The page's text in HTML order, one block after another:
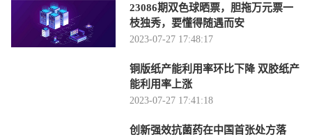
23086期双色球晒票，胆拖万元票一
枝独秀，要懂得随遇而安
2023-07-27 17:48:17
铜版纸产能利用率环比下降 双胶纸产
能利用率上涨
2023-07-27 17:41:18
创新强效抗菌药在中国首张处方落